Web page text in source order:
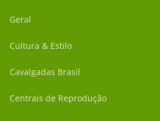
Geral
Cultura & Estilo
Cavalgadas Brasil
Centrais de Reprodução